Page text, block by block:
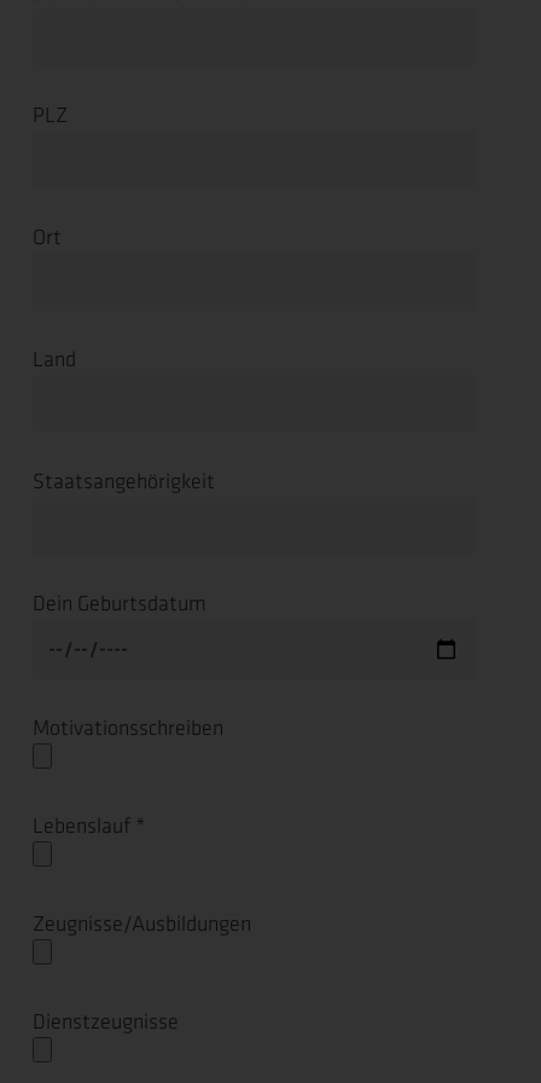
PLZ
Ort
Land
Staatsangehörigkeit
Dein Geburtsdatum
Motivationsschreiben
Lebenslauf *
Zeugnisse/Ausbildungen
Dienstzeugnisse